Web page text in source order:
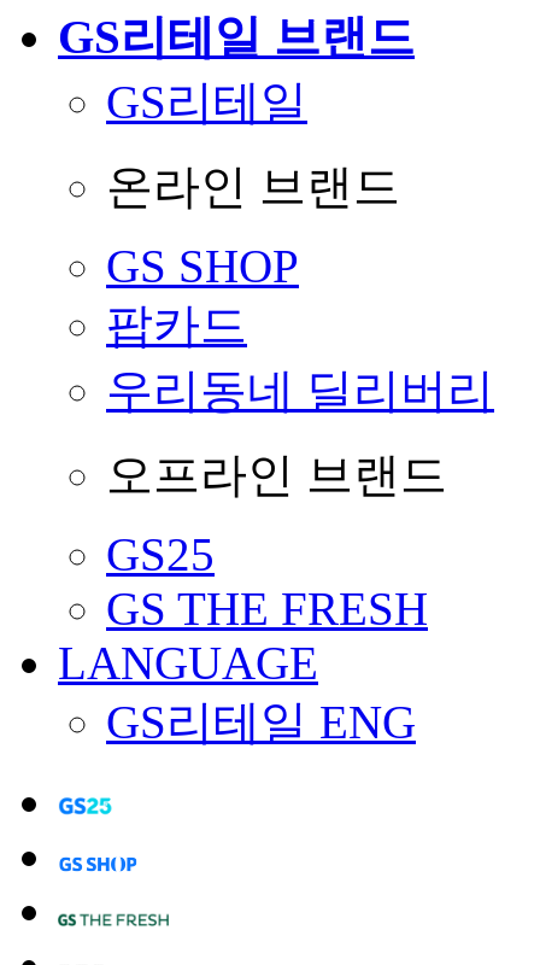
GS리테일 브랜드
GS리테일
온라인 브랜드
GS SHOP
팝카드
우리동네 딜리버리
오프라인 브랜드
GS25
GS THE FRESH
LANGUAGE
GS리테일 ENG